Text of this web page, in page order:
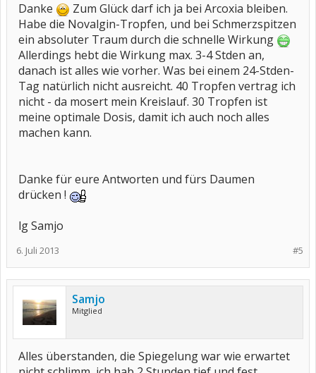
Danke
Zum Glück darf ich ja bei Arcoxia bleiben.
Habe die Novalgin-Tropfen, und bei Schmerzspitzen
ein absoluter Traum durch die schnelle Wirkung
Allerdings hebt die Wirkung max. 3-4 Stden an,
danach ist alles wie vorher. Was bei einem 24-Stden-
Tag natürlich nicht ausreicht. 40 Tropfen vertrag ich
nicht - da mosert mein Kreislauf. 30 Tropfen ist
meine optimale Dosis, damit ich auch noch alles
machen kann.
Danke für eure Antworten und fürs Daumen
drücken !
lg Samjo
#5
6. Juli 2013
Samjo
Mitglied
Alles überstanden, die Spiegelung war wie erwartet